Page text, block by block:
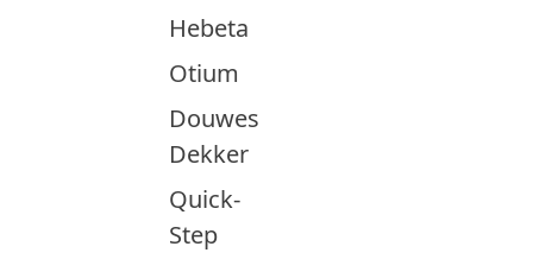
Hebeta
Otium
Douwes
Dekker
Quick-
Step